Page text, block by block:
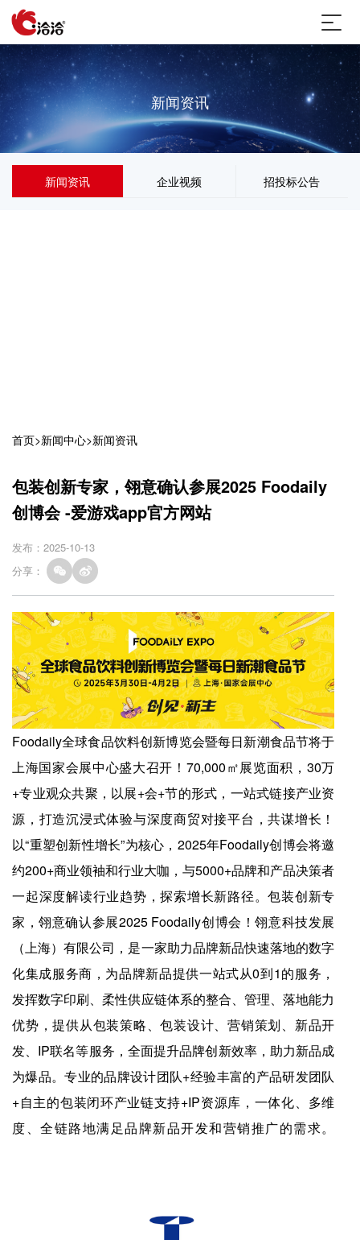
新闻资讯
新闻资讯 企业视频 招投标公告
首页>新闻中心>新闻资讯
包装创新专家，翎意确认参展2025 Foodaily
创博会 -爱游戏app官方网站
发布：2025-10-13
分享：
Foodaily全球食品饮料创新博览会暨每日新潮食品节将于
上海国家会展中心盛大召开！70,000㎡展览面积，30万
+专业观众共聚，以展+会+节的形式，一站式链接产业资
源，打造沉浸式体验与深度商贸对接平台，共谋增长！
以“重塑创新性增长”为核心，2025年Foodaily创博会将邀
约200+商业领袖和行业大咖，与5000+品牌和产品决策者
一起深度解读行业趋势，探索增长新路径。包装创新专
家，翎意确认参展2025 Foodaily创博会！翎意科技发展
（上海）有限公司，是一家助力品牌新品快速落地的数字
化集成服务商，为品牌新品提供一站式从0到1的服务，
发挥数字印刷、柔性供应链体系的整合、管理、落地能力
优势，提供从包装策略、包装设计、营销策划、新品开
发、IP联名等服务，全面提升品牌创新效率，助力新品成
为爆品。专业的品牌设计团队+经验丰富的产品研发团队
+自主的包装闭环产业链支持+IP资源库，一体化、多维
度、全链路地满足品牌新品开发和营销推广的需求。